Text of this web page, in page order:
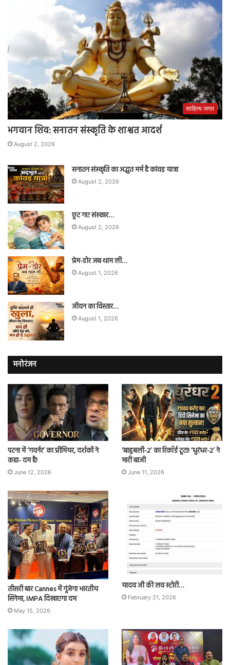
साहित्य जगत
भगवान शिव: सनातन संस्कृति के शाश्वत आदर्श
August 2, 2026
सनातन संस्कृति का अद्भुत मर्म है कांवड़ यात्रा
August 2, 2026
छूट गए संस्कार…
August 2, 2026
प्रेम-डोर जब थाम ली…
August 1, 2026
जीवन का विस्तार…
August 1, 2026
मनोरंजन
पटना में ‘गवर्नर’ का प्रीमियर, दर्शकों ने
कहा- दम है!
June 12, 2026
‘बाहुबली-2’ का रिकॉर्ड टूटा! ‘धुरंधर-2’ ने
मारी बाजी
June 11, 2026
तीसरी बार Cannes में गूंजेगा भारतीय
सिनेमा, IMPA दिखाएगा दम
May 15, 2026
यादव जी की लव स्टोरी…
February 21, 2026